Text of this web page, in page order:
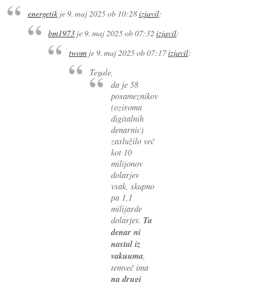
energetikje9. maj 2025 ob 10:28izjavil:
bm1973 je 9. maj 2025 ob 07:32izjavil:
twomje 9. maj 2025 ob 07:17izjavil:
Tegale,
da je 58
posameznikov
(oziroma
digitalnih
denarnic)
zaslužilo več
kot 10
milijonov
dolarjev
vsak, skupno
pa 1,1
milijarde
dolarjev. Ta
denar ni
nastal iz
vakuuma,
temveč ima
na drugi